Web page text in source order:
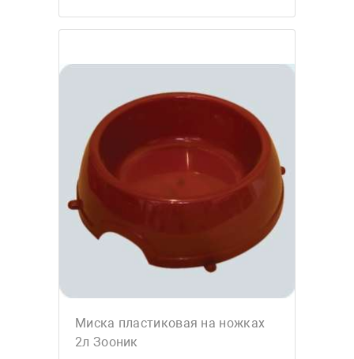
Миска пластиковая на ножках
2л Зооник